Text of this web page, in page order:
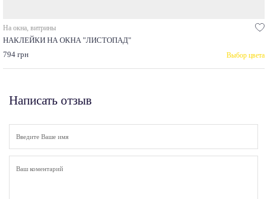
На окна, витрины
НАКЛЕЙКИ НА ОКНА "ЛИСТОПАД"
794 грн
Выбор цвета
Написать отзыв